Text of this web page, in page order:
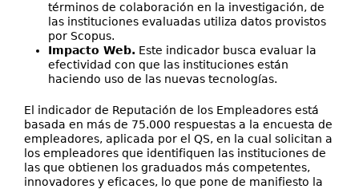
términos de colaboración en la investigación, de
las instituciones evaluadas utiliza datos provistos
por Scopus.
Impacto Web. Este indicador busca evaluar la
efectividad con que las instituciones están
haciendo uso de las nuevas tecnologías.
El indicador de Reputación de los Empleadores está
basada en más de 75.000 respuestas a la encuesta de
empleadores, aplicada por el QS, en la cual solicitan a
los empleadores que identifiquen las instituciones de
las que obtienen los graduados más competentes,
innovadores y eficaces, lo que pone de manifiesto la